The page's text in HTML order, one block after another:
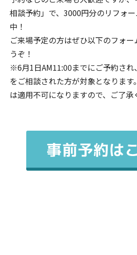
相談予約」で、3000円分のリフォ
中！
ご来場予定の方はぜひ以下のフォ
うぞ！
※6月1日AM11:00までにご予約され
をご相談された方が対象となりま
は適用不可になりますので、ご了承